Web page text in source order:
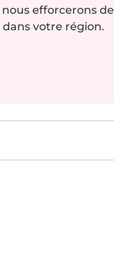
efforcerons de
votre région.